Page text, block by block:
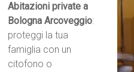
Abitazioni private a
Bologna Arcoveggio:
proteggi la tua
famiglia con un
citofono o